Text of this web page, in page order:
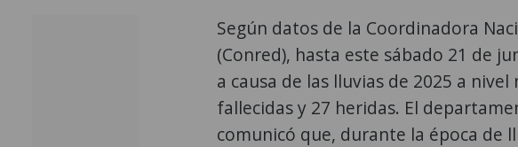
Según datos de la Coordinadora
(Conred), hasta este sábado 21 de
a causa de las lluvias de 2025 a
fallecidas y 27 heridas. El
comunicó que, durante la época de